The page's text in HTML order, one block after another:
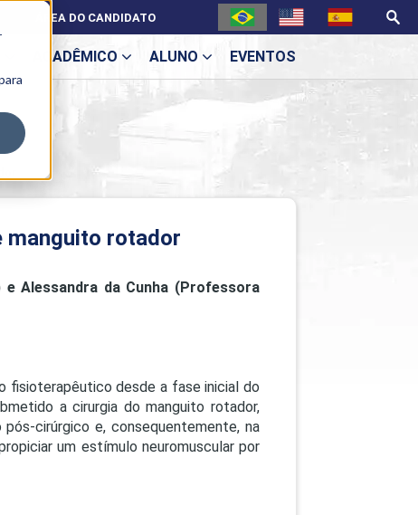
ACADÊMICO ALUNO EVENTOS
ÁREA DO CANDIDATO
manguito rotador
Alessandra da Cunha (Professora
fisioterapêutico desde a fase inicial do
a cirurgia do manguito rotador,
cirúrgico e, consequentemente, na
um estímulo neuromuscular por